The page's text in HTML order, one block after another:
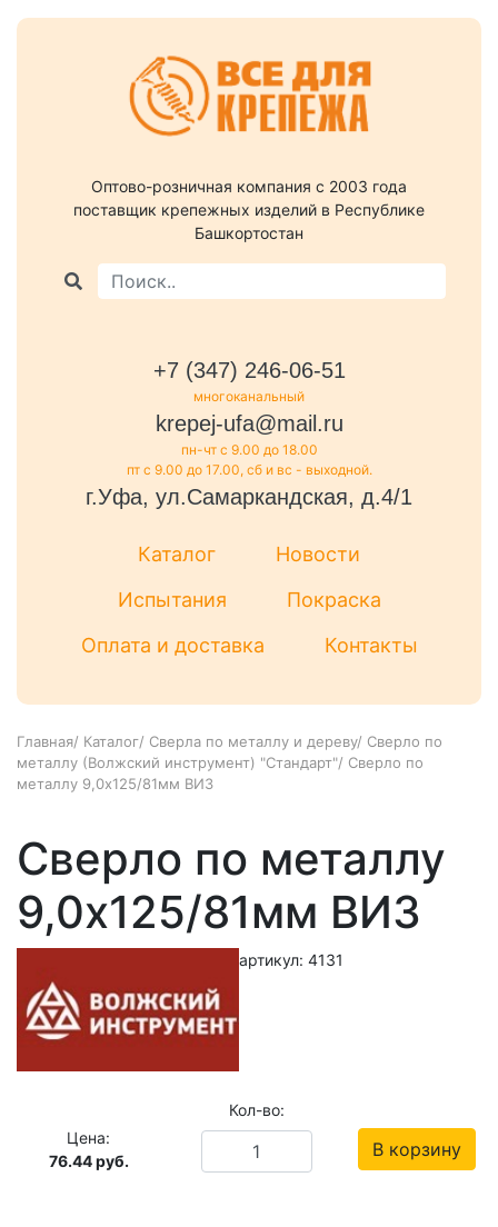
Оптово-розничная компания c 2003 года
поставщик крепежных изделий в Республике
Башкортостан
+7 (347) 246-06-51
многоканальный
krepej-ufa@mail.ru
пн-чт с 9.00 до 18.00
пт с 9.00 до 17.00, сб и вс - выходной.
г.Уфа, ул.Самаркандская, д.4/1
Каталог
Новости
Испытания
Покраска
Оплата и доставка
Контакты
Главная/ Каталог/ Сверла по металлу и дереву/ Сверло по
металлу (Волжский инструмент) "Стандарт"/ Сверло по
металлу 9,0х125/81мм ВИЗ
Сверло по металлу
9,0х125/81мм ВИЗ
артикул: 4131
Цена:
76.44руб.
Кол-во:
В корзину